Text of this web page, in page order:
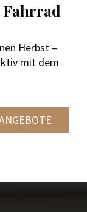
Herbst –
mit dem